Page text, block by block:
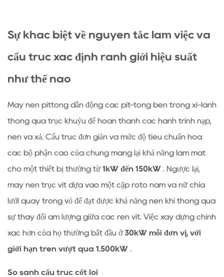
như
nào
So
cấu
lõi
2
Hiệu
suất
dụng
năng
lượng
hiệu
quả:
tranh
Sự khác biệt về nguyên tắc làm việc và
cấu trúc xác định ranh giới hiệu suất
như thế nào
Máy nén pittông dẫn động các pít-tông bên trong xi-lanh
thông qua trục khuỷu để hoàn thành các hành trình nạp,
nén và xả. Cấu trúc đơn giản và mức độ tiêu chuẩn hóa
các bộ phận cao của chúng mang lại khả năng làm mát
cho một thiết bị thường từ 1kW đến 150kW . Ngược lại,
máy nén trục vít dựa vào một cặp rôto nam và nữ chia
lưới quay trong vỏ để đạt được khả năng nén khí thông qua
sự thay đổi âm lượng giữa các ren vít. Việc xây dựng chính
xác hơn của họ thường bắt đầu ở 30kW mỗi đơn vị, với
giới hạn trên vượt quá 1.500kW .
So sánh cấu trúc cốt lõi